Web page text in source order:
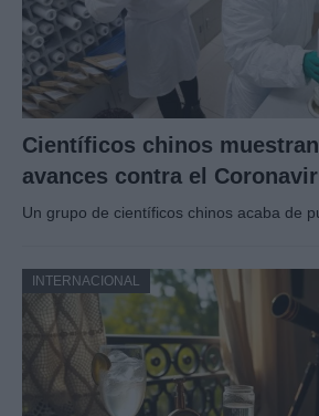
Científicos chinos
avances contra el
Un grupo de científicos chinos acaba de
INTERNACIONAL